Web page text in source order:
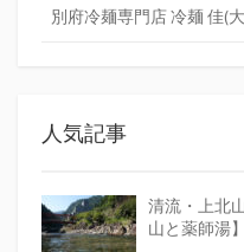
別府冷麺専門店 冷麺 佳(
人気記事
清流・上北
山と薬師湯】